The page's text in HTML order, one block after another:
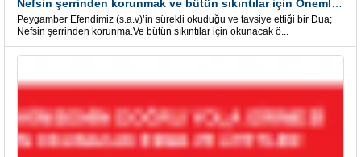
Peygamber Efendimiz (s.a.v)’in sürekli okuduğu ve tavsiye ettiği bir Dua;
Nefsin şerrinden korunma.Ve bütün sıkıntılar için okunacak ö...